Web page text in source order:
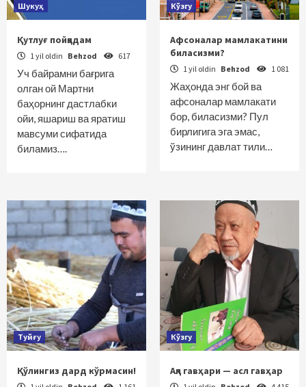
Шукуҳ
Қутлуғ пойқадам
1 yil oldin Behzod 617
Уч байрамни бағрига
олган ой Мартни
баҳорнинг дастлабки
ойи, яшариш ва яратиш
мавсуми сифатида
биламиз….
Кўзгу
Афсоналар мамлакатини
биласизми?
1 yil oldin Behzod 1 081
Жаҳонда энг бой ва
афсоналар мамлакати
бор, биласизми? Пул
бирлигига эга эмас,
ўзининг давлат тили…
Туйғу
Қўлингиз дард кўрмасин!
Кўзгу
Ақл гавҳари — асл гавҳар